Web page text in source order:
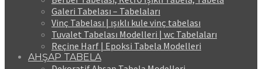
Galeri Tabelası – Tabelaları
Vinç Tabelası | ışıklı kule vinç tabelası
Tuvalet Tabelası Modelleri | wc Tabelaları
Reçine Harf | Epoksi Tabela Modelleri
AHŞAP TABELA